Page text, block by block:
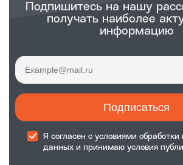
Подпишитесь на нашу
получать наиболее
информацию
Подписаться
Я согласен с условиями обработки
данных и принимаю условия